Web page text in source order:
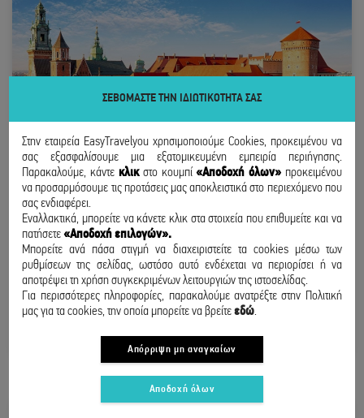
ΚΡΑΚΟΒΙΑ
ΑΠΟ ΘΕΣΣΑΛΟΝΙΚΗ
15 - 17 ΣΕΠΤΕΜΒΡΙΟΥ
/ άτομο
ΣΕΒΟΜΑΣΤΕ ΤΗΝ ΙΔΙΩΤΙΚΟΤΗΤΑ ΣΑΣ
Στην εταιρεία EasyTravelyou χρησιμοποιούμε Cookies, προκειμένου να
σας εξασφαλίσουμε μια εξατομικευμένη εμπειρία περιήγησης.
Παρακαλούμε, κάντε κλικστο κουμπί«Αποδοχή όλων» προκειμένου
να προσαρμόσουμε τις προτάσεις μας αποκλειστικά στο περιεχόμενο που
σας ενδιαφέρει.
Εναλλακτικά, μπορείτε να κάνετε κλικ στα στοιχεία που επιθυμείτε και να
πατήσετε«Αποδοχή επιλογών».
Μπορείτε ανά πάσα στιγμή να διαχειριστείτε τα cookies μέσω των
ρυθμίσεων της σελίδας, ωστόσο αυτό ενδέχεται να περιορίσει ή να
αποτρέψει τη χρήση συγκεκριμένων λειτουργιών της ιστοσελίδας.
Για περισσότερες πληροφορίες, παρακαλούμε ανατρέξτε στην Πολιτική
μας για τα cookies, την οποία μπορείτε να βρείτεεδώ.
Απόρριψη μη αναγκαίων
Αποδοχή όλων